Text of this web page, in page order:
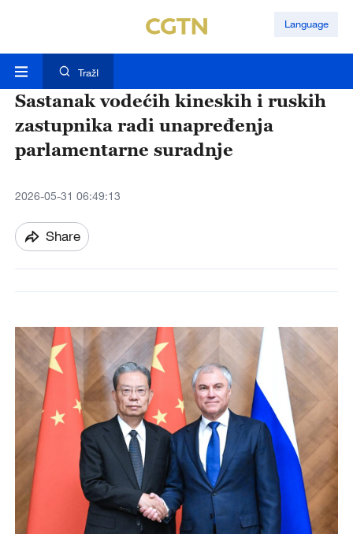
Language
TražI
Sastanak vodećih kineskih i ruskih
zastupnika radi unapređenja
parlamentarne suradnje
2026-05-31 06:49:13
Share